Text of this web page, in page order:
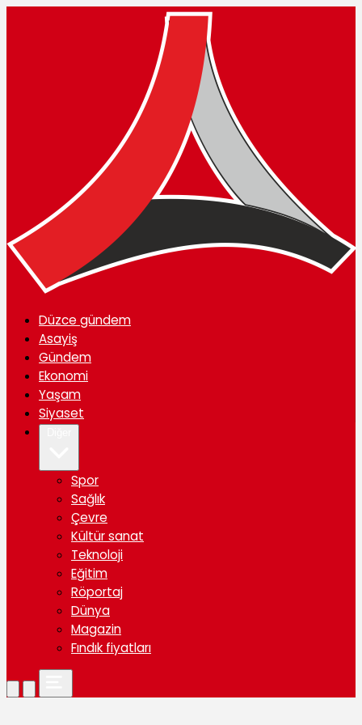
Düzce gündem
Asayiş
Gündem
Ekonomi
Yaşam
Siyaset
Spor
Sağlık
Çevre
Kültür sanat
Teknoloji
Eğitim
Röportaj
Dünya
Magazin
Fındık fiyatları